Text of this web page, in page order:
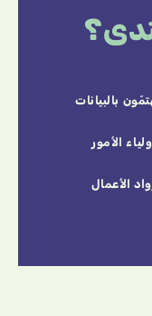
بالبيانات
الأمور
الأعمال